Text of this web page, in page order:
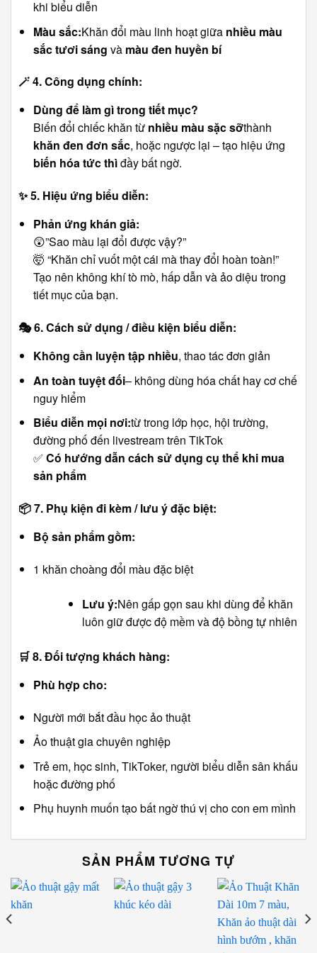
khi biểu diễn
Màu sắc:Khăn đổi màu linh hoạt giữa nhiều màu
sắc tươi sáng và màu đen huyền bí
🪄4. Công dụng chính:
Dùng để làm gì trong tiết mục?
Biến đổi chiếc khăn từ nhiều màu sặc sỡthành
khăn đen đơn sắc, hoặc ngược lại – tạo hiệu ứng
biến hóa tức thìđầy bất ngờ.
✨5. Hiệu ứng biểu diễn:
Phản ứng khán giả:
😲”Sao màu lại đổi được vậy?”
🤯 “Khăn chỉ vuốt một cái mà thay đổi hoàn toàn!”
Tạo nên không khí tò mò, hấp dẫn và ảo diệu trong
tiết mục của bạn.
🎭6. Cách sử dụng / điều kiện biểu diễn:
Không cần luyện tập nhiều, thao tác đơn giản
An toàn tuyệt đối– không dùng hóa chất hay cơ chế
nguy hiểm
Biểu diễn mọi nơi:từ trong lớp học, hội trường,
đường phố đến livestream trên TikTok
✅ Có hướng dẫn cách sử dụng cụ thể khi mua
sản phẩm
📦7. Phụ kiện đi kèm / lưu ý đặc biệt:
Bộ sản phẩm gồm:
1 khăn choàng đổi màu đặc biệt
Lưu ý:Nên gấp gọn sau khi dùng để khăn
luôn giữ được độ mềm và độ bồng tự nhiên
🛒8. Đối tượng khách hàng:
Phù hợp cho:
Người mới bắt đầu học ảo thuật
Ảo thuật gia chuyên nghiệp
Trẻ em, học sinh, TikToker, người biểu diễn sân khấu
hoặc đường phố
Phụ huynh muốn tạo bất ngờ thú vị cho con em mình
SẢN PHẨM TƯƠNG TỰ